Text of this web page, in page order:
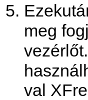
meg
val